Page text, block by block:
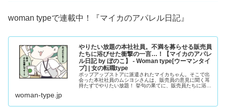
woman typeで連載中！『マイカのアパレル日記 』
やりたい放題の本社社員。不満を募らせる販売員
たちに浴びせた衝撃の一言…！【マイカのアパレ
ル日記 by ぼのこ】 - Woman type[ウーマンタイ
プ] | 女の転職type
ポップアップストアに派遣されたマイカちゃん。そこで出
会った本社社員のムシヨシさんは、販売員の意見に聞く耳
持たずでやりたい放題！ 挙句の果てに、販売員たちに浴び
woman-type.jp